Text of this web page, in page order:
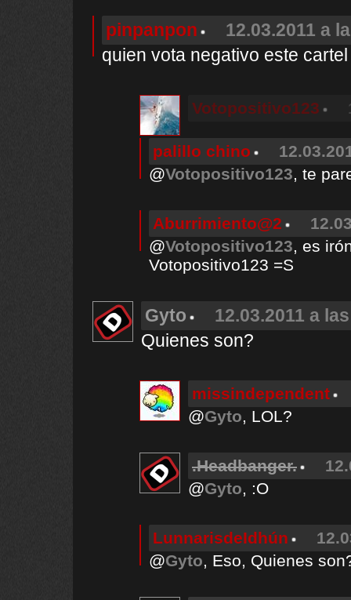
pinpanpon
12.03.2011 a
quien vota negativo este
Votopositivo123
palillo chino
@Votopositivo123, te
Aburrimiento@2
@Votopositivo123, es
Votopositivo123 =S
Gyto
12.03.2011 a
Quienes son?
missindependent
@Gyto, LOL?
.Headbanger.
@Gyto, :O
LunnarisdeIdhún
@Gyto, Eso, Quienes